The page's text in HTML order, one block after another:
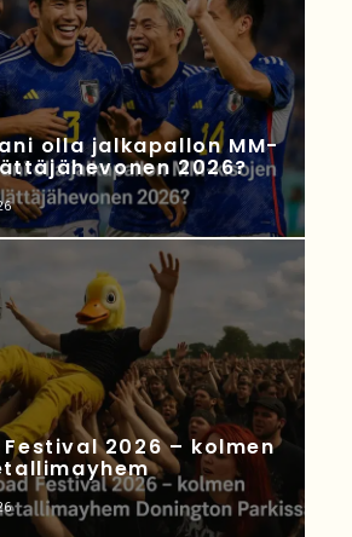
olla jalkapallon MM-
2026?
2026 – kolmen